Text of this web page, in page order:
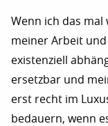
Wenn ich das mal
meiner Arbeit
existenziell
ersetzbar und
erst recht im
bedauern, wenn